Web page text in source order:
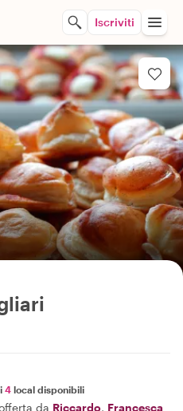
Iscriviti
4 local disponibili
da Riccardo, Francesca